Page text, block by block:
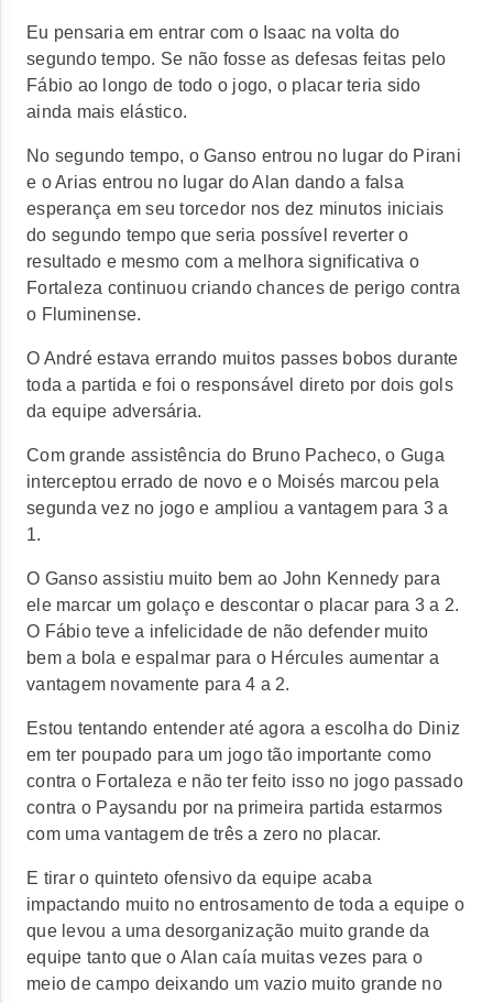
Eu pensaria em entrar com o Isaac na volta do
segundo tempo. Se não fosse as defesas feitas pelo
Fábio ao longo de todo o jogo, o placar teria sido
ainda mais elástico.
No segundo tempo, o Ganso entrou no lugar do Pirani
e o Arias entrou no lugar do Alan dando a falsa
esperança em seu torcedor nos dez minutos iniciais
do segundo tempo que seria possível reverter o
resultado e mesmo com a melhora significativa o
Fortaleza continuou criando chances de perigo contra
o Fluminense.
O André estava errando muitos passes bobos durante
toda a partida e foi o responsável direto por dois gols
da equipe adversária.
Com grande assistência do Bruno Pacheco, o Guga
interceptou errado de novo e o Moisés marcou pela
segunda vez no jogo e ampliou a vantagem para 3 a
1.
O Ganso assistiu muito bem ao John Kennedy para
ele marcar um golaço e descontar o placar para 3 a 2.
O Fábio teve a infelicidade de não defender muito
bem a bola e espalmar para o Hércules aumentar a
vantagem novamente para 4 a 2.
Estou tentando entender até agora a escolha do Diniz
em ter poupado para um jogo tão importante como
contra o Fortaleza e não ter feito isso no jogo passado
contra o Paysandu por na primeira partida estarmos
com uma vantagem de três a zero no placar.
E tirar o quinteto ofensivo da equipe acaba
impactando muito no entrosamento de toda a equipe o
que levou a uma desorganização muito grande da
equipe tanto que o Alan caía muitas vezes para o
meio de campo deixando um vazio muito grande no